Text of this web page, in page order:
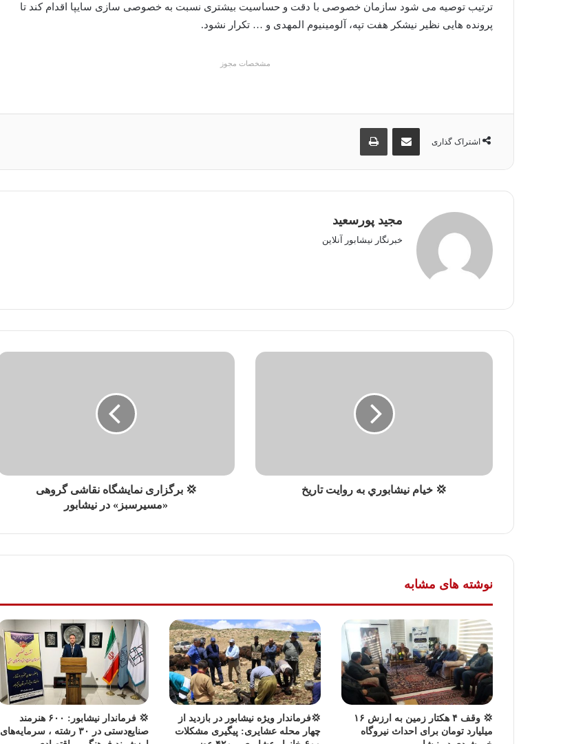
ترتیب توصیه می شود سازمان خصوصی با دقت و حساسیت بیشتری نسبت به خصوصی سازی سایپا اقدام کند تا
پرونده هایی نظیر نیشکر هفت تپه، آلومینیوم المهدی و … تکرار نشود.
مشخصات مجوز
اشتراک گذاری
اشتراک گذاری از طریق ایمیل
مجید پورسعید
خبرنگار نیشابور آنلاین
💢 خيام نيشابوري به روایت تاريخ
💢 برگزاری نمایشگاه نقاشی گروهی
«مسیرسبز» در نیشابور
نوشته های مشابه
💢 وقف ۴ هکتار زمین به ارزش ۱۶
میلیارد تومان برای احداث نیروگاه
💢فرماندار ویژه نیشابور در بازدید از
چهار محله عشایری: پیگیری مشکلات
💢 فرماندار نیشابور: ۶۰۰ هنرمند
صنایع‌دستی در ۳۰ رشته ، سرمایه‌های